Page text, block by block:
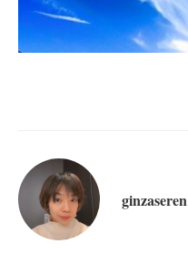
ginzaseren